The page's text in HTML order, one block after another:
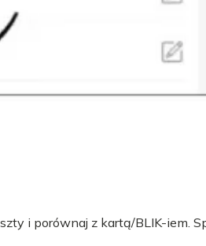
i porównaj z kartą/BLIK-iem.